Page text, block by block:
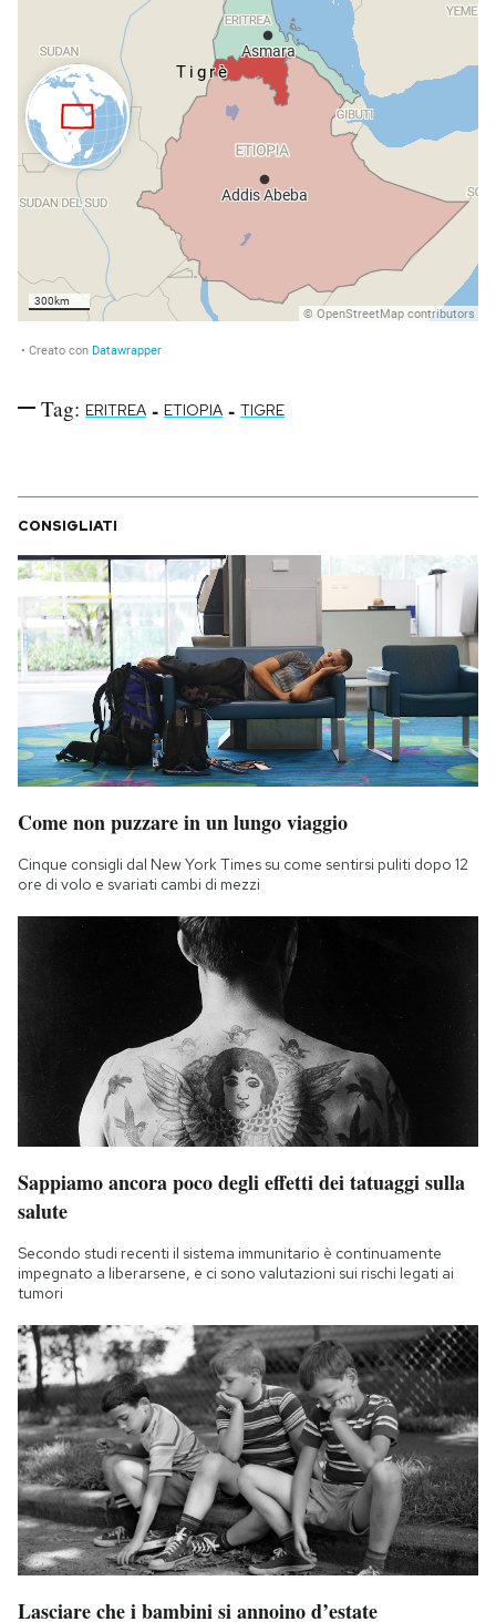
Tag: ERITREA - ETIOPIA - TIGRE
CONSIGLIATI
Come non puzzare in un lungo viaggio
Cinque consigli dal New York Times su come sentirsi puliti dopo 12
ore di volo e svariati cambi di mezzi
Sappiamo ancora poco degli effetti dei tatuaggi sulla
salute
Secondo studi recenti il sistema immunitario è continuamente
impegnato a liberarsene, e ci sono valutazioni sui rischi legati ai
tumori
Lasciare che i bambini si annoino d’estate